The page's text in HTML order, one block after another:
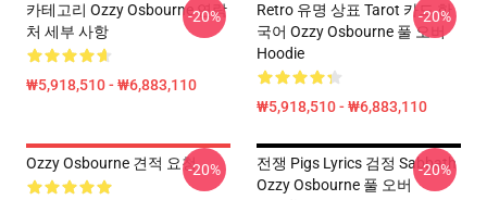
카테고리 Ozzy Osbourne 연락
처 세부 사항
₩5,918,510 - ₩6,883,110
-20%
Retro 유명 상표 Tarot 카드 한
국어 Ozzy Osbourne 풀 오버
Hoodie
₩5,918,510 - ₩6,883,110
-20%
Ozzy Osbourne 견적 요청-20%
전쟁 Pigs Lyrics 검정 Sabbath
Ozzy Osbourne 풀 오버
-20%